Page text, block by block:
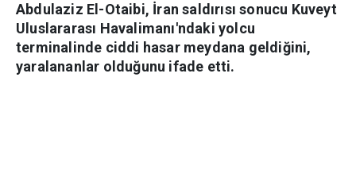
Abdulaziz El-Otaibi, İran saldırısı sonucu Kuveyt
Uluslararası Havalimanı'ndaki yolcu
terminalinde ciddi hasar meydana geldiğini,
yaralananlar olduğunu ifade etti.